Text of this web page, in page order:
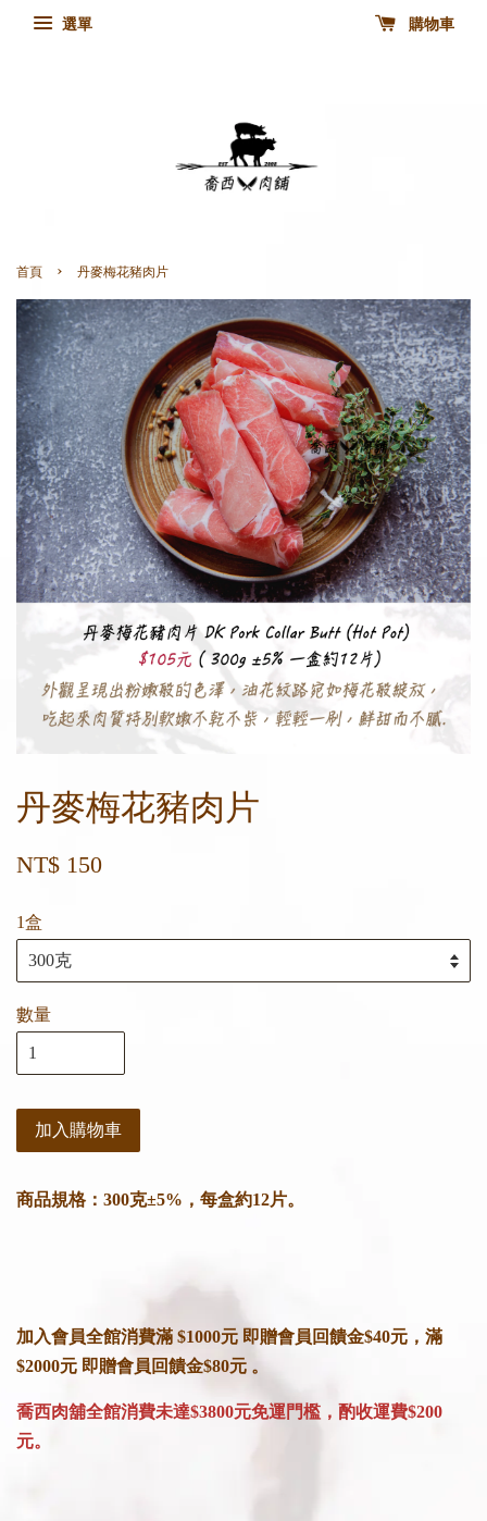
選單 購物車
首頁 › 丹麥梅花豬肉片
丹麥梅花豬肉片
NT$ 150
1盒
數量
加入購物車
商品規格：300克±5%，每盒約12片。
加入會員全館消費滿 $1000元 即贈會員回饋金$40元，滿
$2000元 即贈會員回饋金$80元 。
喬西肉舖全館消費未達$3800元免運門檻，酌收運費$200
元。